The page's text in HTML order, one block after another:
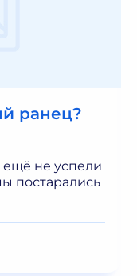
ранец?
ещё не успели
постарались